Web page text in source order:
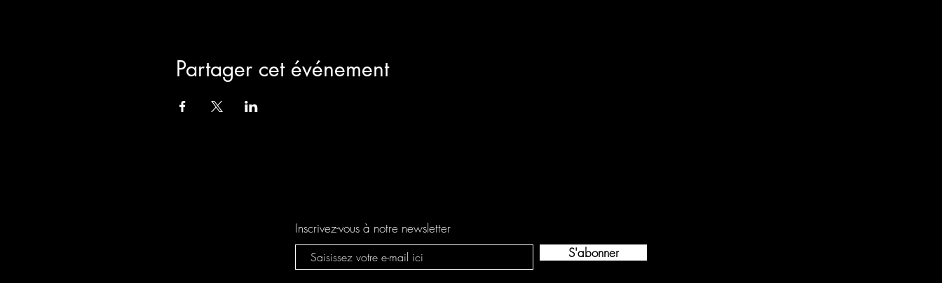
Partager cet événement
Inscrivez-vous à notre newsletter
S'abonner